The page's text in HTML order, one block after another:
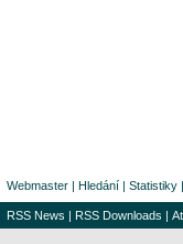
Webmaster | Hledání | Statistiky |
RSS News | RSS Downloads |